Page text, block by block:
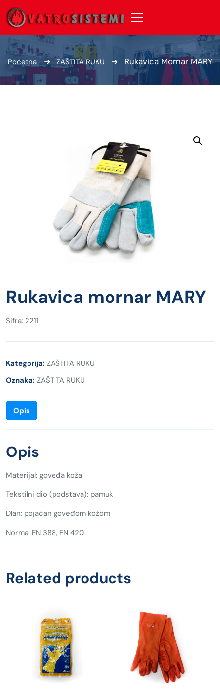
Početna ZAŠTITA RUKU Rukavica Mornar MARY
Rukavica mornar MARY
Šifra: 2211
Kategorija: ZAŠTITA RUKU
Oznaka: ZAŠTITA RUKU
Opis
Opis
Materijal: goveđa koža
Tekstilni dio (podstava): pamuk
Dlan: pojačan goveđom kožom
Norma: EN 388, EN 420
Related products